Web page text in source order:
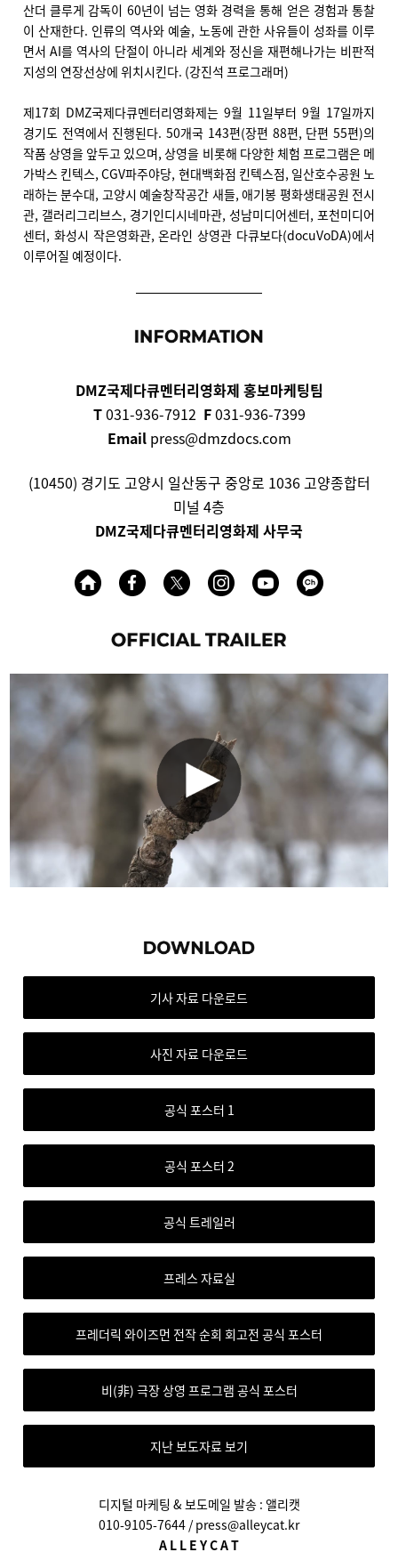
산더 클루게 감독이 60년이 넘는 영화 경력을 통해 얻은 경험과 통찰
이 산재한다. 인류의 역사와 예술, 노동에 관한 사유들이 성좌를 이루
면서 AI를 역사의 단절이 아니라 세계와 정신을 재편해나가는 비판적
지성의 연장선상에 위치시킨다. (강진석 프로그래머)
제17회 DMZ국제다큐멘터리영화제는 9월 11일부터 9월 17일까지
경기도 전역에서 진행된다. 50개국 143편(장편 88편, 단편 55편)의
작품 상영을 앞두고 있으며, 상영을 비롯해 다양한 체험 프로그램은 메
가박스 킨텍스, CGV파주야당, 현대백화점 킨텍스점, 일산호수공원 노
래하는 분수대, 고양시 예술창작공간 새들, 애기봉 평화생태공원 전시
관, 갤러리그리브스, 경기인디시네마관, 성남미디어센터, 포천미디어
센터, 화성시 작은영화관, 온라인 상영관 다큐보다(docuVoDA)에서
이루어질 예정이다.
DMZ국제다큐멘터리영화제 홍보마케팅팀
T031-936-7912 F031-936-7399
Emailpress@dmzdocs.com
(10450) 경기도 고양시 일산동구 중앙로 1036 고양종합터
미널 4층
DMZ국제다큐멘터리영화제 사무국
기사 자료 다운로드
사진 자료 다운로드
공식 포스터 1
공식 포스터 2
공식 트레일러
프레스 자료실
프레더릭 와이즈먼 전작 순회 회고전 공식 포스터
비(非) 극장 상영 프로그램 공식 포스터
지난 보도자료 보기
디지털 마케팅 & 보도메일 발송 : 앨리캣
010-9105-7644 /press@alleycat.kr
A L L E Y C A T